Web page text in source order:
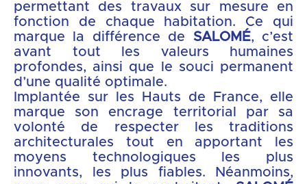
permettant des travaux sur mesure en
fonction de chaque habitation. Ce qui
marque la différence de SALOMÉ, c’est
avant tout les valeurs humaines
profondes, ainsi que le souci permanent
d’une qualité optimale.
Implantée sur les Hauts de France, elle
marque son encrage territorial par sa
volonté de respecter les traditions
architecturales tout en apportant les
moyens technologiques les plus
innovants, les plus fiables. Néanmoins,